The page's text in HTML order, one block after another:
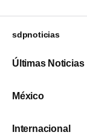
sdpnoticias
Últimas Noticias
México
Internacional